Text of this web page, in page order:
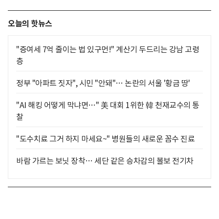
오늘의 핫뉴스
"증여세 7억 줄이는 법 있구먼!" 계산기 두드리는 강남 고령
층
정부 "아파트 짓자", 시민 "안돼"… 논란의 서울 '황금 땅'
"AI 해킹 어떻게 막냐면…" 美 대회 1위한 韓 천재교수의 통
찰
"도수치료 그거 하지 마세요~" 병원들의 새로운 꼼수 진료
바람 가르는 보닛 장착… 세단 같은 승차감의 볼보 전기차